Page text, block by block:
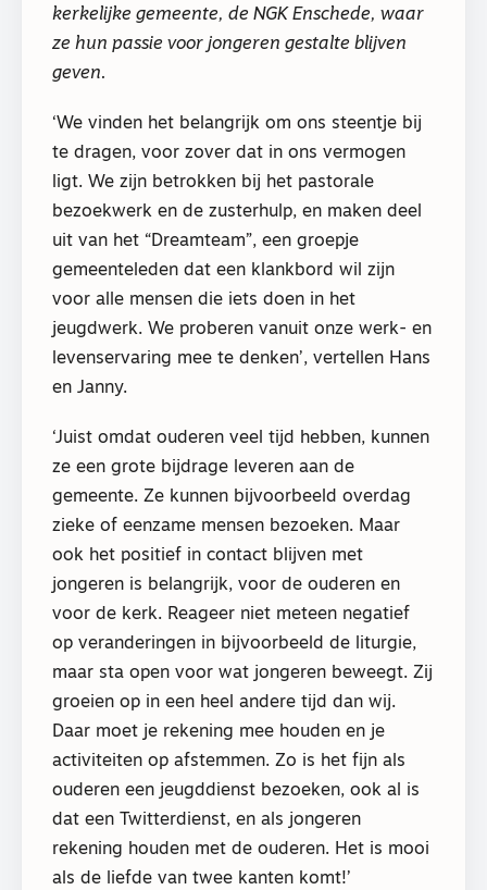
kerkelijke gemeente, de NGK Enschede​, w​aar
ze hun passie voor jongeren gestalte blijven
geven.
‘We vinden het belangrijk om ons steentje bij
te dragen, voor zover dat in ons vermogen
ligt. We zijn betrokken bij het pastorale
bezoekwerk en de zusterhulp, en maken deel
uit van het “Dreamteam”, een groepje
gemeenteleden dat een klankbord wil zijn
voor alle mensen die iets doen in het
jeugdwerk. We proberen vanuit onze werk- en
levenservaring mee te denken’, vertellen Hans
en Janny.
‘Juist omdat ouderen veel tijd hebben, kunnen
ze een grote bijdrage leveren ​aan de
gemeente. Ze kunnen bijvoorbeeld overdag
zieke of eenzame mensen bezoeken. Maar
ook het positief in contact blijven met
jongeren is belangrijk, voor de ouderen en
voor de kerk. Reageer niet meteen negatief
op veranderingen in bijvoorbeeld de liturgie,
maar sta open voor wat jongeren beweegt. Zij
groeien op in een heel andere tijd dan wij.
Daar moet je rekening mee houden en je
activiteiten op afstemmen. Zo is het fijn als
ouderen een jeugddienst bezoeken, ook al is
dat een Twitterdienst, en als jongeren
rekening houden met de ouderen. Het is mooi
als de liefde van twee kanten komt!’